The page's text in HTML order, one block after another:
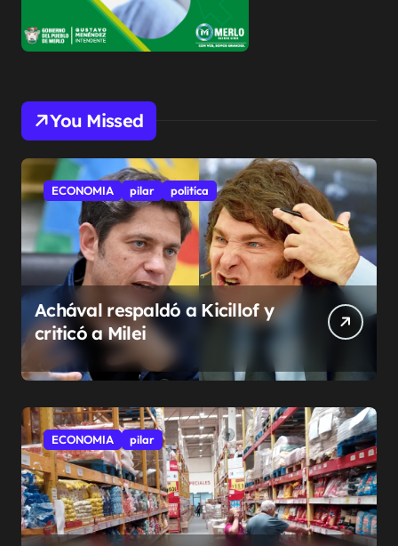
You Missed
ECONOMIA pilar politíca
Achával respaldó a Kicillof y
criticó a Milei
ECONOMIA pilar